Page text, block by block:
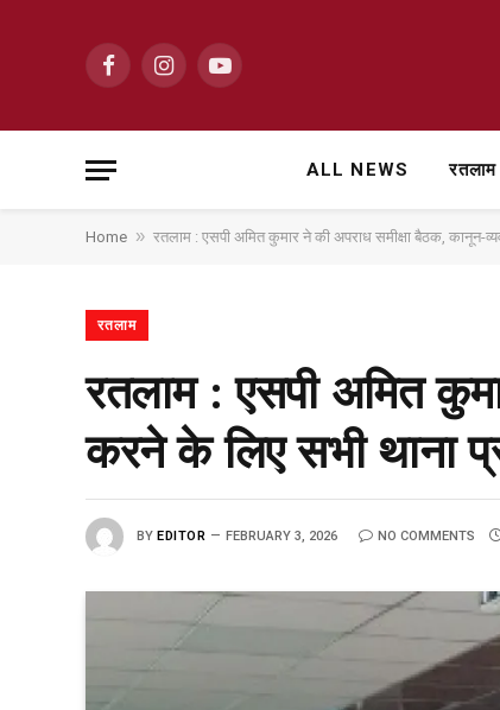
FacebookInstagramYouTube
ALL NEWS रतलाम
Home » रतलाम : एसपी अमित कुमार ने की अपराध समीक्षा बैठक, कानून-
रतलाम
रतलाम : एसपी अमित
करने के लिए सभी थाना
BY EDITOR FEBRUARY 3, 2026 NO COMMENTS